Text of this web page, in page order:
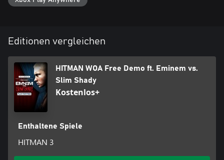
Editionen vergleichen
HITMAN WOA Free Demo ft. Eminem vs.
Slim Shady
Kostenlos+
Enthaltene Spiele
HITMAN 3